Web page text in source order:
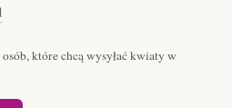
które chcą wysyłać kwiaty w